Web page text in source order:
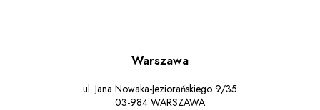
Warszawa
ul. Jana Nowaka-Jeziorańskiego 9/35
03-984 WARSZAWA